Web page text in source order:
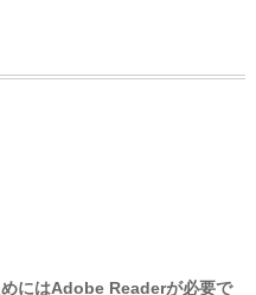
にはAdobe Readerが必要で